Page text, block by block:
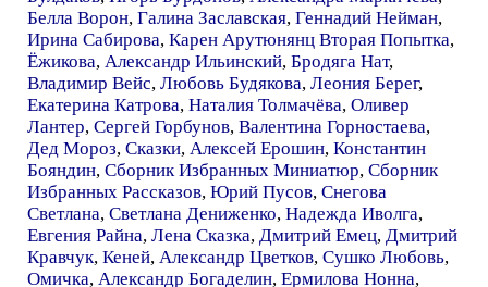
Белла Ворон, Галина Заславская, Геннадий Нейман,
Ирина Сабирова, Карен Арутюнянц Вторая Попытка,
Ёжикова, Александр Ильинский, Бродяга Нат,
Владимир Вейс, Любовь Будякова, Леония Берег,
Екатерина Катрова, Наталия Толмачёва, Оливер
Лантер, Сергей Горбунов, Валентина Горностаева,
Дед Мороз, Сказки, Алексей Ерошин, Константин
Бояндин, Сборник Избранных Миниатюр, Сборник
Избранных Рассказов, Юрий Пусов, Снегова
Светлана, Светлана Дениженко, Надежда Иволга,
Евгения Райна, Лена Сказка, Дмитрий Емец, Дмитрий
Кравчук, Кеней, Александр Цветков, Сушко Любовь,
Омичка, Александр Богаделин, Ермилова Нонна,